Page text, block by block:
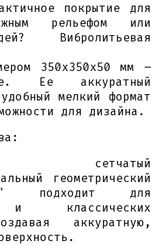
покрытие для
рельефом или
Вибролитьевая
350х350х50 мм –
Ее аккуратный
мелкий формат
для дизайна.
сетчатый
геометрический
подходит для
и классических
аккуратную,